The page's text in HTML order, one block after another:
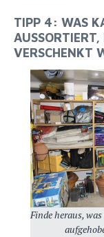
TIPP 4: WAS
AUSSORTIERT,
VERSCHENKT
Finde heraus,